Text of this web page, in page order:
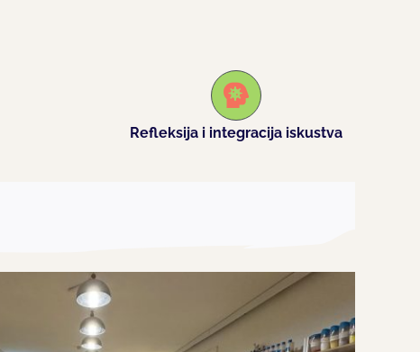
Refleksija i integracija iskustva